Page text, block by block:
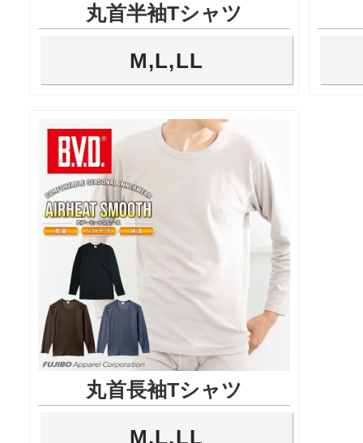
丸首半袖Tシャツ
M,L,LL
丸首長袖Tシャツ
M,L,LL